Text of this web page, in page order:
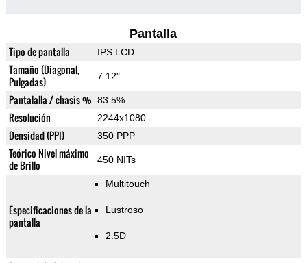
Pantalla
Tipo de pantalla IPS LCD
Tamaño (Diagonal,
Pulgadas)
7.12"
Pantalalla / chasis % 83.5%
Resolución 2244x1080
Densidad (PPI) 350 PPP
Teórico Nivel máximo
de Brillo
450 NITs
Especificaciones de la
pantalla
Multitouch
Lustroso
2.5D